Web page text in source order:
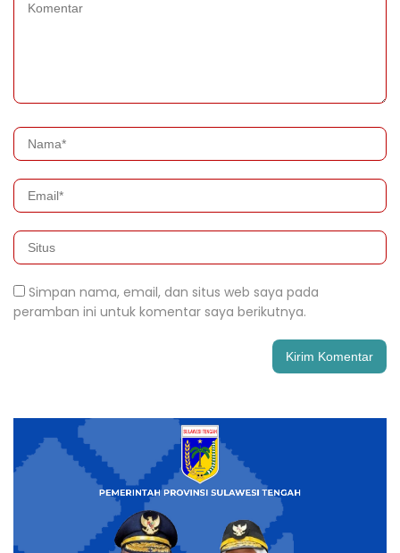
Simpan nama, email, dan situs web saya pada
peramban ini untuk komentar saya berikutnya.